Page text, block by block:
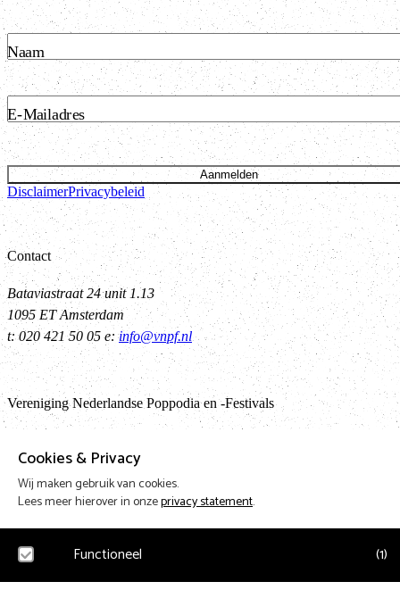
Cookies & Privacy
Wij maken gebruik van cookies.
Lees meer hierover in onzeprivacy statement.
Functioneel (1)
Naam
E-Mailadres
Aanmelden
DisclaimerPrivacybeleid
Contact
Bataviastraat 24 unit 1.13
1095 ET Amsterdam
t: 020 421 50 05 e:info@vnpf.nl
Vereniging Nederlandse Poppodia en -Festivals
Nederland